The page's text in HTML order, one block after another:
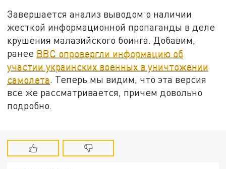
Завершается анализ выводом о наличии
жесткой информационной пропаганды в деле
крушения малазийского боинга. Добавим,
ранее BBC опровергли информацию об
участии украинских военных в уничтожении
самолета. Теперь мы видим, что эта версия
все же рассматривается, причем довольно
подробно.